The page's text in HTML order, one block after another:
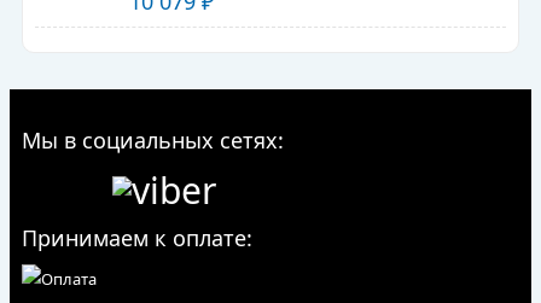
Мы в социальных сетях:
Принимаем к оплате: